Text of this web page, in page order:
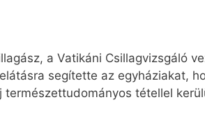
a Vatikáni Csillagvizsgáló
segítette az egyháziakat,
tétellel